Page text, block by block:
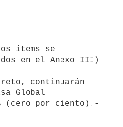
en el Anexo III)
continuarán
Global
(cero por ciento).-